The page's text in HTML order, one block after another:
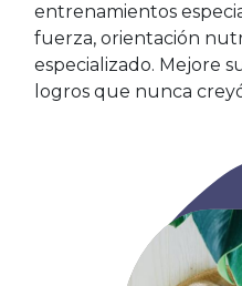
entrenamientos
fuerza, orientación
especializado. Mejore
logros que nunca